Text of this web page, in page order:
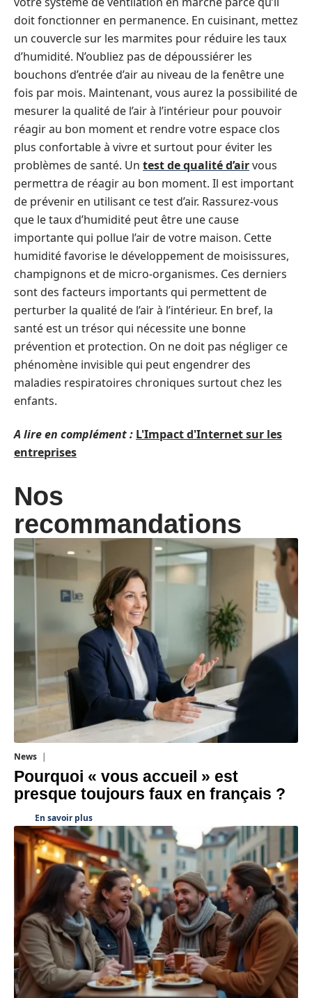
doit fonctionner en permanence. En cuisinant, mettez
un couvercle sur les marmites pour réduire les taux
d’humidité. N’oubliez pas de dépoussiérer les
bouchons d’entrée d’air au niveau de la fenêtre une
fois par mois. Maintenant, vous aurez la possibilité de
mesurer la qualité de l’air à l’intérieur pour pouvoir
réagir au bon moment et rendre votre espace clos
plus confortable à vivre et surtout pour éviter les
problèmes de santé. Un test de qualité d’airvous
permettra de réagir au bon moment. Il est important
de prévenir en utilisant ce test d’air. Rassurez-vous
que le taux d’humidité peut être une cause
importante qui pollue l’air de votre maison. Cette
humidité favorise le développement de moisissures,
champignons et de micro-organismes. Ces derniers
sont des facteurs importants qui permettent de
perturber la qualité de l’air à l’intérieur. En bref, la
santé est un trésor qui nécessite une bonne
prévention et protection. On ne doit pas négliger ce
phénomène invisible qui peut engendrer des
maladies respiratoires chroniques surtout chez les
enfants.
A lire en complément : L'Impact d'Internet sur les
entreprises
Nos
recommandations
News
Pourquoi « vous accueil » est
presque toujours faux en français ?
En savoir plus